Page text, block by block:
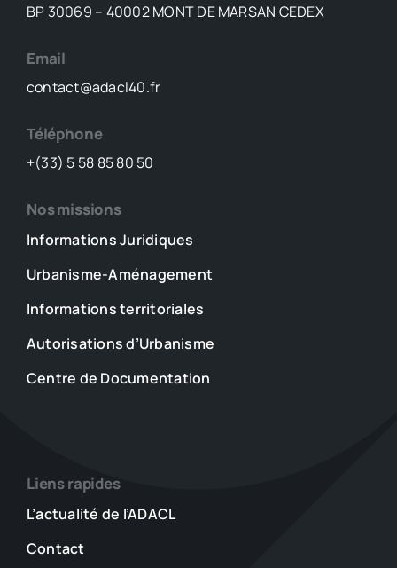
BP 30069 – 40002 MONT DE MARSAN CEDEX
Email
contact@adacl40.fr
Téléphone
+(33) 5 58 85 80 50
Nos missions
Informations Juridiques
Urbanisme-Aménagement
Informations territoriales
Autorisations d’Urbanisme
Centre de Documentation
Liens rapides
L’actualité de l’ADACL
Contact